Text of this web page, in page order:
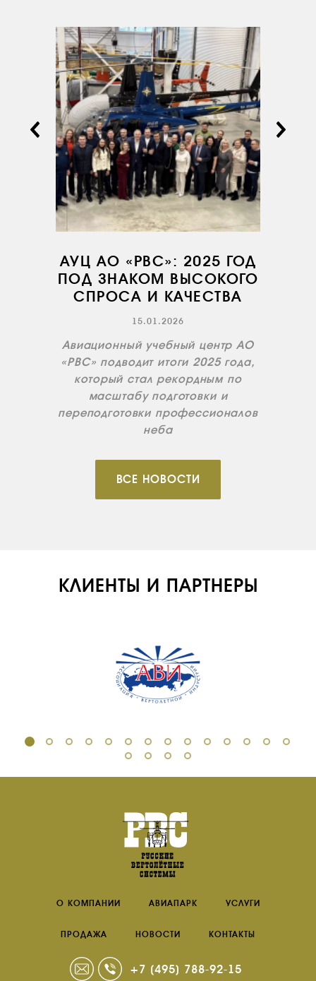
ДОКУМЕНТЫ
КОМПАНИИ
АВИАПАРК
СЕРВИС
ИНФРАСТРУКТУРА
ОБУЧЕНИЕ
ИНСТРУКТОРЫ
ПРОДАЖА
ПРОДАЖА АТИ
КОНТАКТЫ
АУЦ АО «РВС»: 2025 ГОД
ПОД ЗНАКОМ ВЫСОКОГО
СПРОСА И КАЧЕСТВА
15.01.2026
Авиационный учебный центр АО
«РВС» подводит итоги 2025 года,
который стал рекордным по
масштабу подготовки и
переподготовки профессионалов
неба
ВСЕ НОВОСТИ
КЛИЕНТЫ И ПАРТНЕРЫ
О КОМПАНИИ АВИАПАРК УСЛУГИ
ПРОДАЖА НОВОСТИ КОНТАКТЫ
+7 (495) 788-92-15